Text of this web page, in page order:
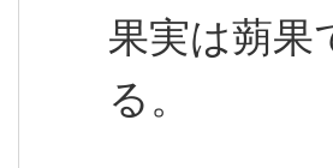
果実は蒴果
る。